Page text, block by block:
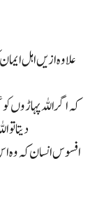
علاوہ ازیں اہل
کہ اگر اللہ پہاڑوں
دیتا
افسوس انسان کہ